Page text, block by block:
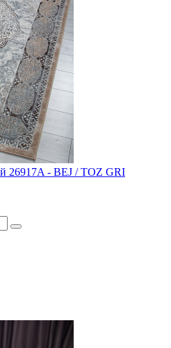
26917A - BEJ / TOZ GRI